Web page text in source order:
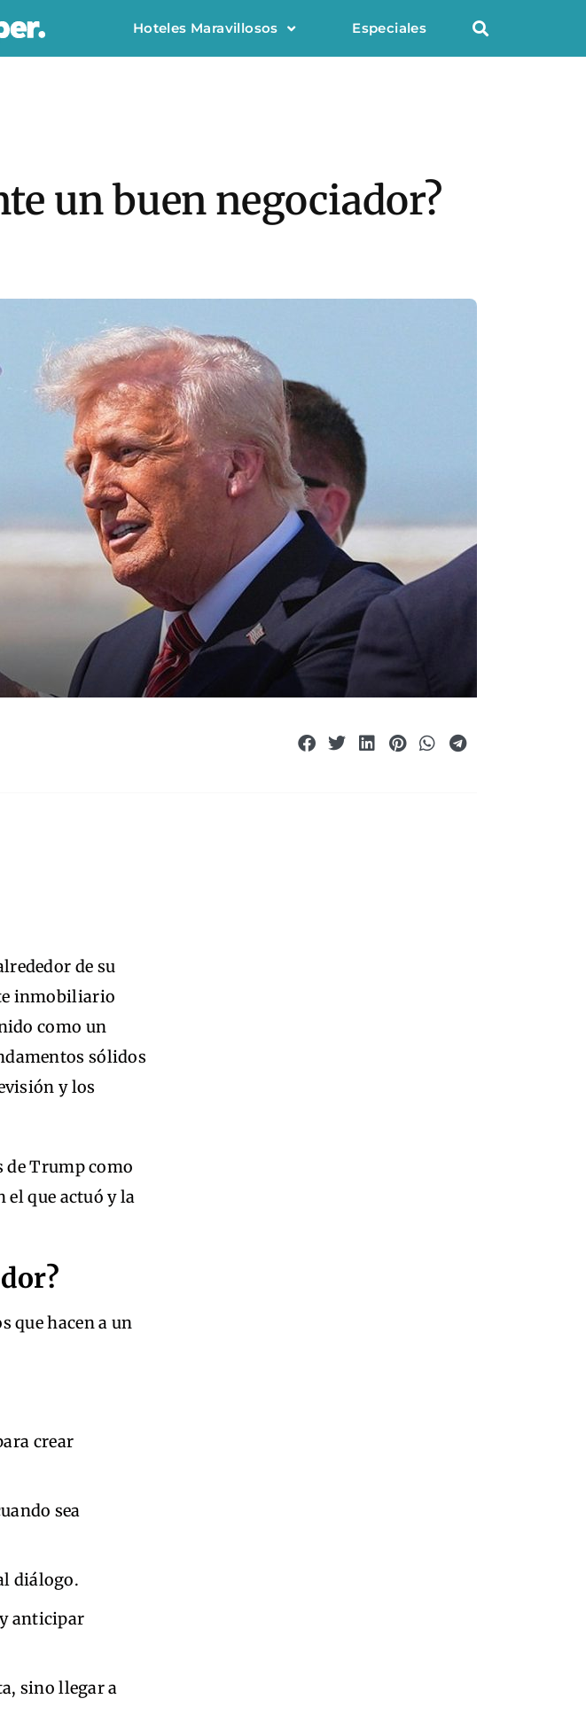
Hoteles Maravillosos Especiales
un buen negociador?
de su
inmobiliario
como un
sólidos
y los
de Trump como
el que actuó y la
que hacen a un
crear
sea
diálogo.
y anticipar
sino llegar a